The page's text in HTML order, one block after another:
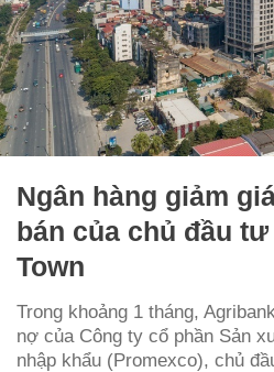
Ngân hàng giảm
bán của chủ đầu
Town
Trong khoảng 1 tháng,
nợ của Công ty cổ phần Sản
nhập khẩu (Promexco), chủ